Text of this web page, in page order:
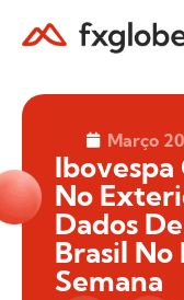
Março
Ibovespa
No
Dados
Brasil
Semana